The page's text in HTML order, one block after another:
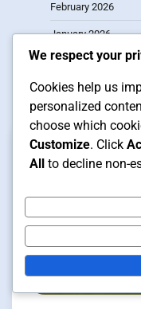
February 2026
January 2026
Related Posts
We respect your
Cookies help us
personalized
choose which
Customize. Click
All to decline non-